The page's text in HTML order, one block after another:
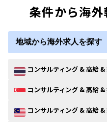
条件から海
地域から海外求人を探す
コンサルティング & 高給
コンサルティング & 高給
コンサルティング & 高給